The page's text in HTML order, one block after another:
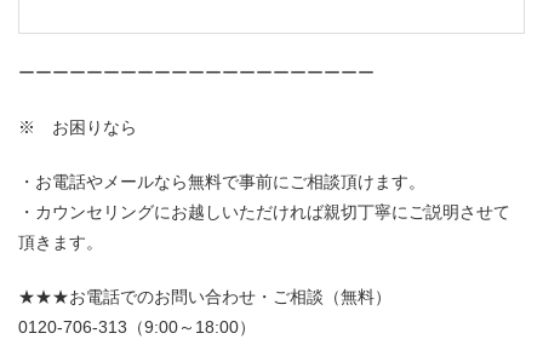
ーーーーーーーーーーーーーーーーーーーーー
※ お困りなら
お電話やメールなら無料で事前にご相談頂けます。
カウンセリングにお越しいただければ親切丁寧にご説明させて
頂きます。
★★★お電話でのお問い合わせ・ご相談（無料）
0120-706-313（9:00～18:00）